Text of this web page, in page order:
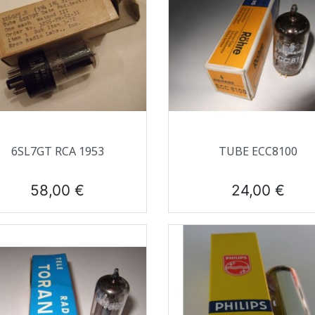
 Aperçu rapide
6SL7GT RCA 1953
Prix
58,00 €
Aperçu rapide
TUBE ECC8100
Prix
24,00 €